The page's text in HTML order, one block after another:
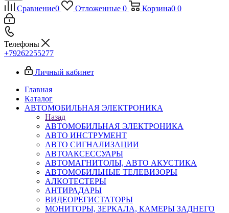
Сравнение0 Отложенные 0 Корзина0 0
Телефоны
+79262255277
Личный кабинет
Главная
Каталог
АВТОМОБИЛЬНАЯ ЭЛЕКТРОНИКА
Назад
АВТОМОБИЛЬНАЯ ЭЛЕКТРОНИКА
АВТО ИНСТРУМЕНТ
АВТО СИГНАЛИЗАЦИИ
АВТОАКСЕССУАРЫ
АВТОМАГНИТОЛЫ, АВТО АКУСТИКА
АВТОМОБИЛЬНЫЕ ТЕЛЕВИЗОРЫ
АЛКОТЕСТЕРЫ
АНТИРАДАРЫ
ВИДЕОРЕГИСТАТОРЫ
МОНИТОРЫ, ЗЕРКАЛА, КАМЕРЫ ЗАДНЕГО